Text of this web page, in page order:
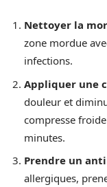
Nettoyer la
zone mordue
infections.
Appliquer une
douleur et
compresse
minutes.
Prendre un
allergiques,